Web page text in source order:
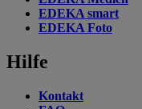
EDEKA smart
EDEKA Foto
Hilfe
Kontakt